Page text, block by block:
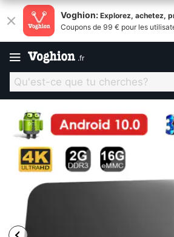
Voghion: Explorez, achetez,
Coupons de 99 € pour les
.fr